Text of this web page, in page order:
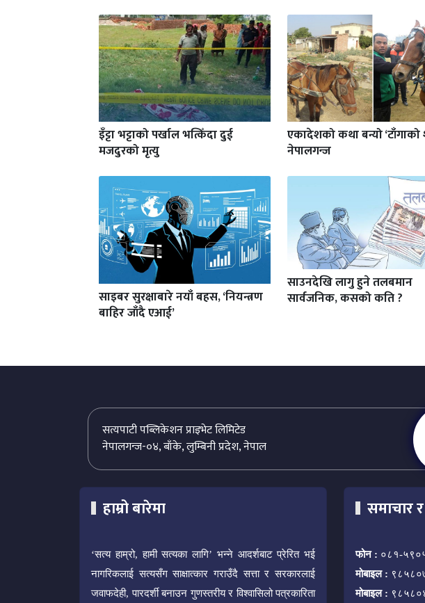
इँट्टा भट्टाको पर्खाल भत्किँदा दुई
मजदुरको मृत्यु
एकादेशको कथा बन्यो ‘टाँगाको
नेपालगन्ज
साइबर सुरक्षाबारे नयाँ बहस, ‘नियन्त्रण
बाहिर जाँदै एआई’
साउनदेखि लागु हुने तलबमान
सार्वजनिक, कसको कति ?
सत्यपाटी पब्लिकेशन प्राइभेट लिमिटेड
नेपालगन्ज-०४, बाँके, लुम्बिनी प्रदेश, नेपाल
हाम्रो बारेमा
‘सत्य हाम्रो, हामी सत्यका लागि’ भन्ने आदर्शबाट प्रेरित भई
नागरिकलाई सत्यसँग साक्षात्कार गराउँदै सत्ता र सरकारलाई
जवाफदेही, पारदर्शी बनाउन गुणस्तरीय र विश्वासिलो पत्रकारिता
समाचार
फोन : ०८१-
मोबाइल :
मोबाइल :